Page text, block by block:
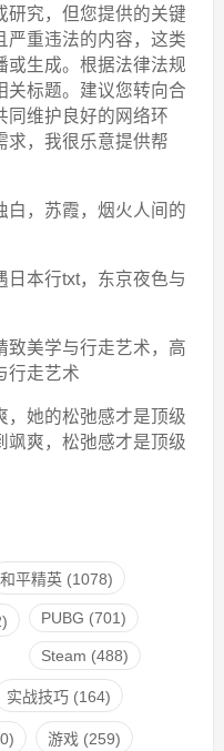
研究，但您提供的关键
严重违法的内容，这类
或生成。根据法律法规
关标题。建议您转向合
同维护良好的网络环
求，我很乐意提供帮
白，苏霞，烟火人间的
日本行txt，东京夜色与
致美学与行走艺术，高
行走艺术
，她的松弛感才是顶级
飒爽，松弛感才是顶级
和平精英(1078)
PUBG (701)
Steam (488)
实战技巧(164)
游戏 (259)